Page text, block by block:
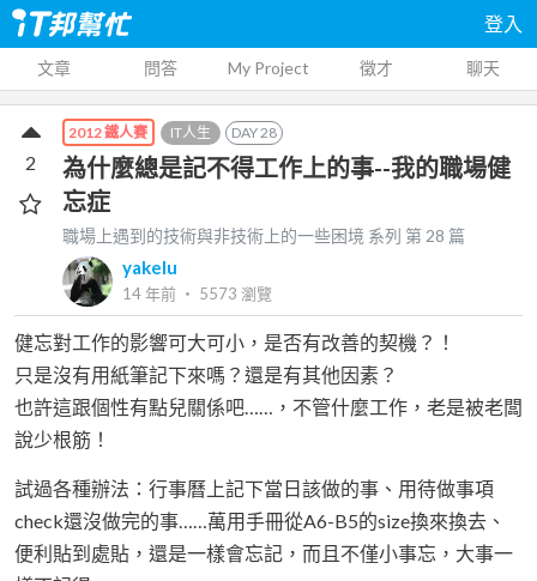
登入
文章 問答 My Project 徵才 聊天
2012 鐵人賽 IT人生 DAY28
為什麼總是記不得工作上的事--我的職場健
忘症
職場上遇到的技術與非技術上的一些困境 系列 第28 篇
yakelu
14 年前 ‧ 5573 瀏覽
2
健忘對工作的影響可大可小，是否有改善的契機？！
只是沒有用紙筆記下來嗎？還是有其他因素？
也許這跟個性有點兒關係吧……，不管什麼工作，老是被老闆
說少根筋！
試過各種辦法：行事曆上記下當日該做的事、用待做事項
check還沒做完的事……萬用手冊從A6-B5的size換來換去、
便利貼到處貼，還是一樣會忘記，而且不僅小事忘，大事一